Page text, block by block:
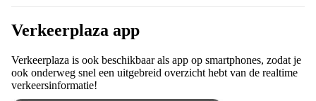
Verkeerplaza app
Verkeerplaza is ook beschikbaar als app op smartphones, zodat je
ook onderweg snel een uitgebreid overzicht hebt van de realtime
verkeersinformatie!